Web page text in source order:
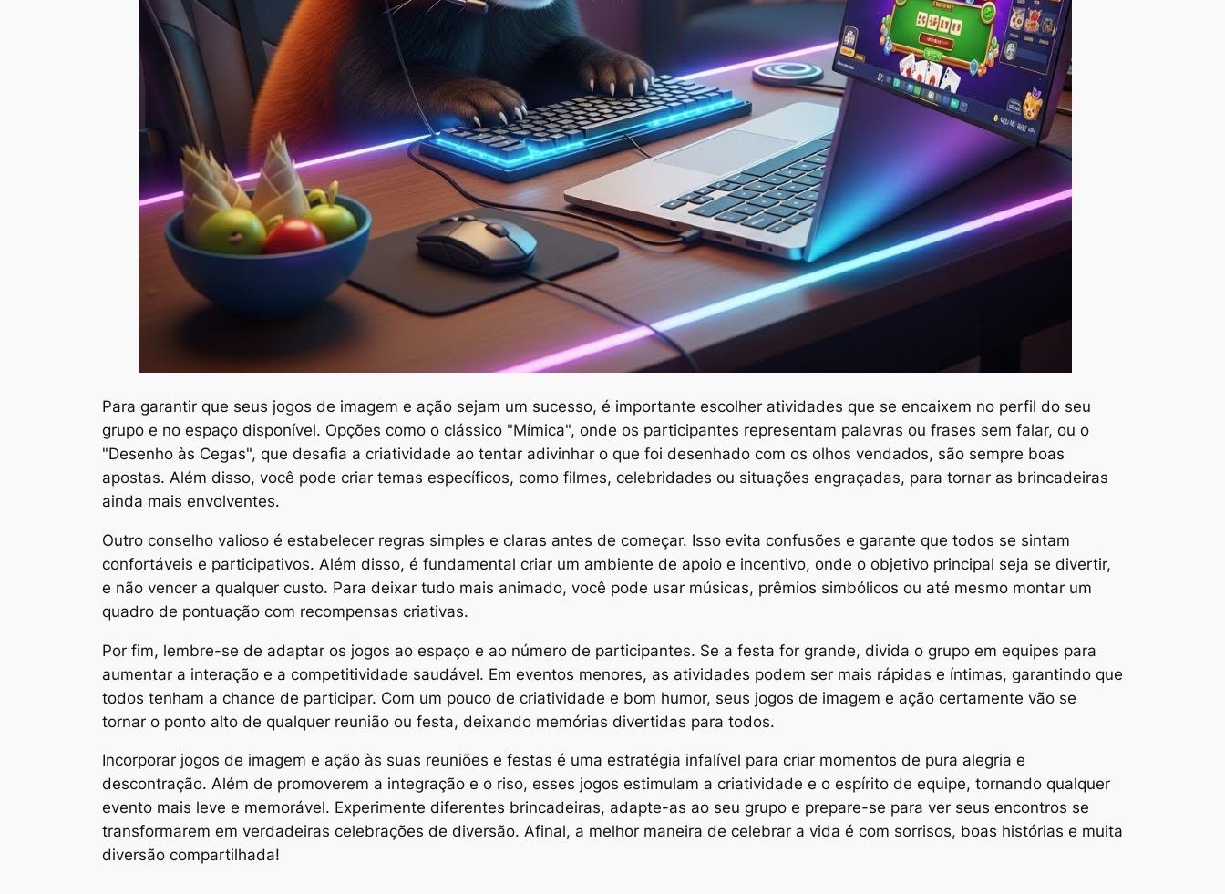
Para garantir que seus jogos de imagem e ação sejam um sucesso, é importante escolher atividades que se encaixem no perfil do seu
grupo e no espaço disponível. Opções como o clássico "Mímica", onde os participantes representam palavras ou frases sem falar, ou o
"Desenho às Cegas", que desafia a criatividade ao tentar adivinhar o que foi desenhado com os olhos vendados, são sempre boas
apostas. Além disso, você pode criar temas específicos, como filmes, celebridades ou situações engraçadas, para tornar as brincadeiras
ainda mais envolventes.
Outro conselho valioso é estabelecer regras simples e claras antes de começar. Isso evita confusões e garante que todos se sintam
confortáveis e participativos. Além disso, é fundamental criar um ambiente de apoio e incentivo, onde o objetivo principal seja se divertir,
e não vencer a qualquer custo. Para deixar tudo mais animado, você pode usar músicas, prêmios simbólicos ou até mesmo montar um
quadro de pontuação com recompensas criativas.
Por fim, lembre-se de adaptar os jogos ao espaço e ao número de participantes. Se a festa for grande, divida o grupo em equipes para
aumentar a interação e a competitividade saudável. Em eventos menores, as atividades podem ser mais rápidas e íntimas, garantindo que
todos tenham a chance de participar. Com um pouco de criatividade e bom humor, seus jogos de imagem e ação certamente vão se
tornar o ponto alto de qualquer reunião ou festa, deixando memórias divertidas para todos.
Incorporar jogos de imagem e ação às suas reuniões e festas é uma estratégia infalível para criar momentos de pura alegria e
descontração. Além de promoverem a integração e o riso, esses jogos estimulam a criatividade e o espírito de equipe, tornando qualquer
evento mais leve e memorável. Experimente diferentes brincadeiras, adapte-as ao seu grupo e prepare-se para ver seus encontros se
transformarem em verdadeiras celebrações de diversão. Afinal, a melhor maneira de celebrar a vida é com sorrisos, boas histórias e muita
diversão compartilhada!